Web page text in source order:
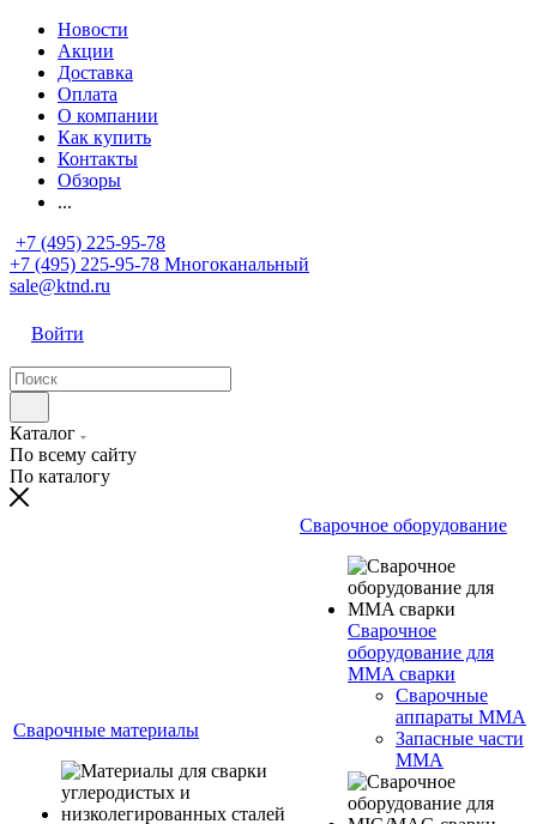
Новости
Акции
Доставка
Оплата
О компании
Как купить
Контакты
Обзоры
...
+7 (495) 225-95-78
+7 (495) 225-95-78 Многоканальный
sale@ktnd.ru
Войти
Каталог
По всему сайту
По каталогу
Сварочные материалы
Сварочное оборудование
Сварочное
оборудование для
MMA сварки
Сварочные
аппараты MMA
Запасные части
MMA